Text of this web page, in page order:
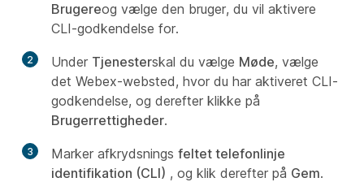
Brugereog vælge den bruger, du vil aktivere
CLI-godkendelse for.
2 Under Tjenesterskal du vælge Møde, vælge
det Webex-websted, hvor du har aktiveret CLI-
godkendelse, og derefter klikke på
Brugerrettigheder.
3 Marker afkrydsnings feltet telefonlinje
identifikation (CLI) , og klik derefter på Gem.